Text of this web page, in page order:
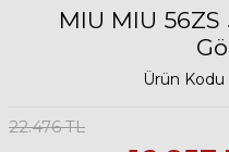
MIU MIU
Ürün Kodu
22.476TL